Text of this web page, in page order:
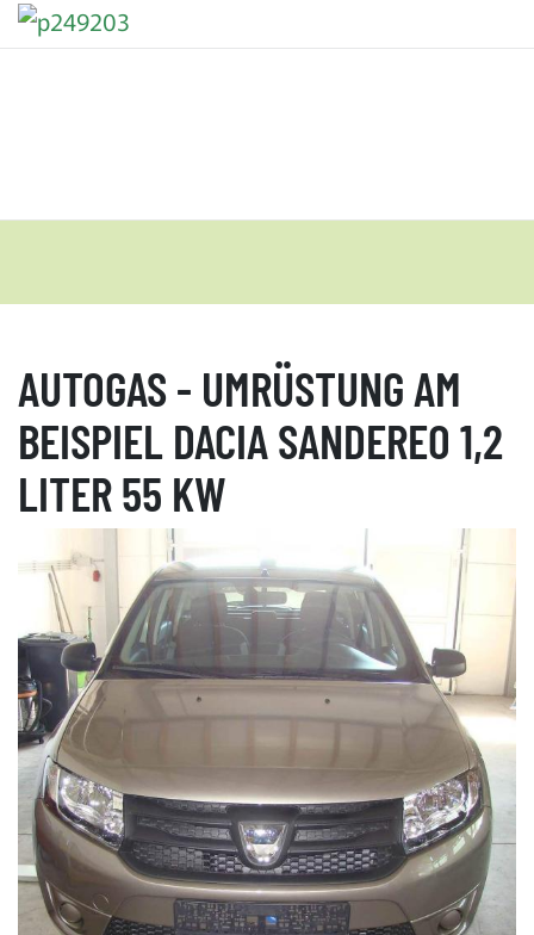
AUTOGAS - UMRÜSTUNG AM
BEISPIEL DACIA SANDEREO 1,2
LITER 55 KW